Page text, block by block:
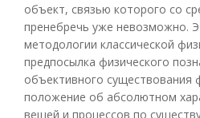
объект, связью которого со
пренебречь уже невозможно.
методологии классической
предпосылка физического
объективного существования
положение об абсолютном
вещей и процессов по